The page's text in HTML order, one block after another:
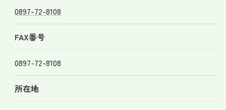
0897-72-8108
FAX番号
0897-72-8108
所在地